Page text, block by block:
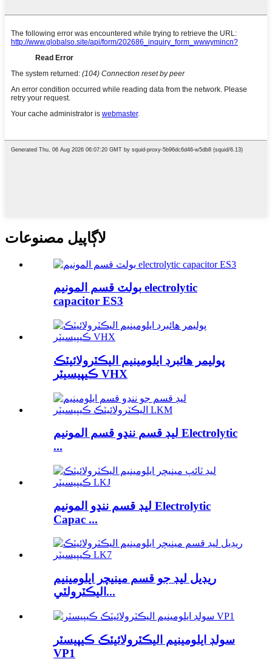
لاڳاپيل مصنوعات
بولٽ قسم المونيم electrolytic
capacitor ES3
پوليمر هائبرڊ ايلومينيم اليڪٽرولائيٽڪ
ڪيپيسيٽر VHX
ليڊ قسم ننڍو قسم المونيم Electrolytic
...
ليڊ قسم ننڍو المونيم Electrolytic
Capac ...
ريڊيل ليڊ جو قسم مينيچر ايلومينيم
اليڪٽرولٽي...
سولڊ ايلومينيم اليڪٽرولائيٽڪ ڪيپيسٽر
VP1